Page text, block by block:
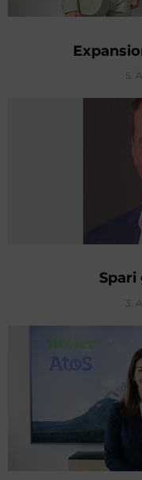
5.
Spari
3.